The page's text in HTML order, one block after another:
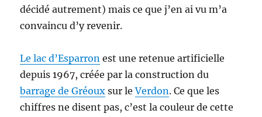
décidé autrement) mais ce que j’en ai vu m’a
convaincu d’y revenir.
Le lac d’Esparron est une retenue artificielle
depuis 1967, créée par la construction du
barrage de Gréoux sur leVerdon. Ce que les
chiffres ne disent pas, c’est la couleur de cette